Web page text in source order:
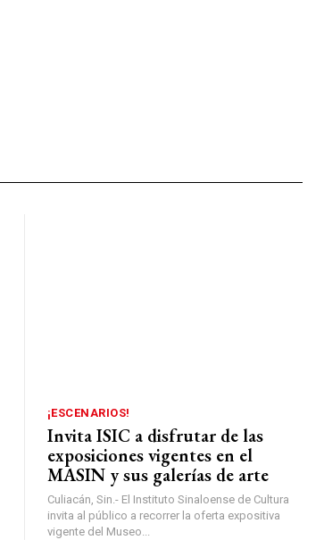
¡ESCENARIOS!
Invita ISIC a disfrutar de las
exposiciones vigentes en el
MASIN y sus galerías de arte
Culiacán, Sin.- El Instituto Sinaloense de Cultura
invita al público a recorrer la oferta expositiva
vigente del Museo...